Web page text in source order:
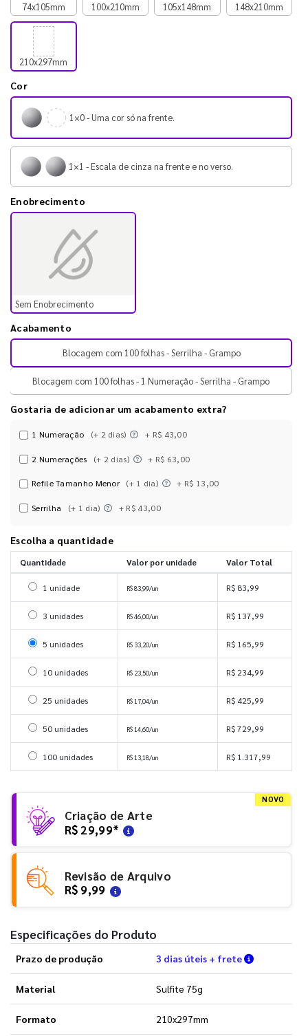
74x105mm 100x210mm 105x148mm 148x210mm
210x297mm
Cor
1×0 - Uma cor só na frente.
1×1 - Escala de cinza na frente e no verso.
Enobrecimento
Sem Enobrecimento
Acabamento
Blocagem com 100 folhas - Serrilha - Grampo
Blocagem com 100 folhas - 1 Numeração - Serrilha - Grampo
Gostaria de adicionar um acabamento extra?
1 Numeração (+ 2 dias) + R$ 43,00
2 Numerações (+ 2 dias) + R$ 63,00
Refile Tamanho Menor (+ 1 dia) + R$ 13,00
Serrilha (+ 1 dia) + R$ 43,00
Escolha a quantidade
Quantidade Valor por unidade Valor Total
Selecionar 1 unidade
1 unidade R$ 83,99/un R$ 83,99
Selecionar 3 unidades
3 unidades R$ 46,00/un R$ 137,99
Selecionar 5 unidades
5 unidades R$ 33,20/un R$ 165,99
Selecionar 10 unidades
10 unidades R$ 23,50/un R$ 234,99
Selecionar 25 unidades
25 unidades R$ 17,04/un R$ 425,99
Selecionar 50 unidades
50 unidades R$ 14,60/un R$ 729,99
Selecionar 100 unidades
100 unidades R$ 13,18/un R$ 1.317,99
NOVO
Criação de Arte
R$ 29,99*
Revisão de Arquivo
R$ 9,99
Especificações do Produto
Prazo de produção 3 dias úteis + frete Verifique
Material Sulfite 75g
Formato 210x297mm